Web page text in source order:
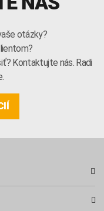
otázky?
Kontaktujte nás. Radi